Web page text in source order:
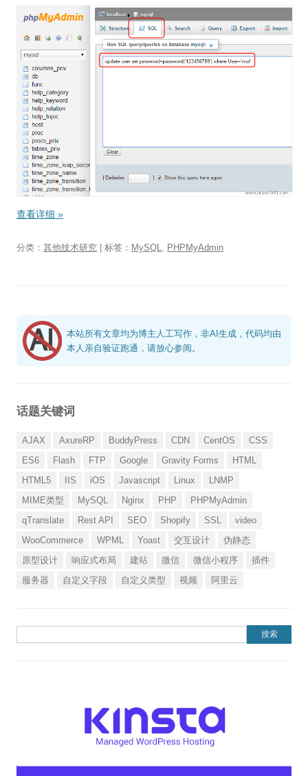
查看详细 »
分类： 其他技术研究 | 标签： MySQL PHPMyAdmin
本站所有文章均为博主人工写作，非AI生成，代码均由
本人亲自验证跑通，请放心参阅。
话题关键词
AJAX AxureRP BuddyPress CDN CentOS
CSS
ES6
Flash FTP Google Gravity Forms
HTML
HTML5
IIS iOS Javascript Linux
LNMP
MIME类型
MySQL Nginx PHP
PHPMyAdmin
qTranslate
Rest API SEO Shopify SSL
video
WooCommerce
WPML Yoast 交互设计
伪静态
原型设计
响应式布局 建站 微信 微信小程序
插件
服务器
自定义字段 自定义类型 视频 阿里云